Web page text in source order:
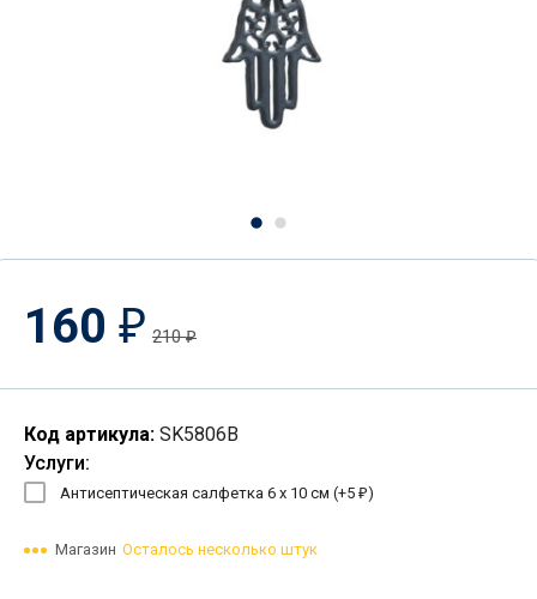
160 ₽ 210₽
Код артикула: SK5806B
Услуги:
Антисептическая салфетка 6 х 10 см (+5 ₽)
Магазин Осталось несколько штук